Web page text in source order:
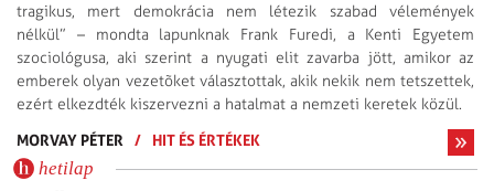
tragikus, mert demokrácia nem létezik szabad vélemények
nélkül” – mondta lapunknak Frank Furedi, a Kenti Egyetem
szociológusa, aki szerint a nyugati elit zavarba jött, amikor az
emberek olyan vezetõket választottak, akik nekik nem tetszettek,
ezért elkezdték kiszervezni a hatalmat a nemzeti keretek közül.
MORVAY PÉTER
/ HIT ÉS ÉRTÉKEK
hetilap